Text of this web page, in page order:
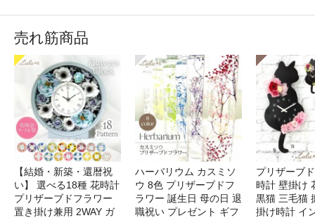
売れ筋商品
【結婚・新築・還暦祝
い】 選べる18種 花時計
プリザーブドフラワー
置き掛け兼用 2WAY ガ
ハーバリウム カスミソ
ウ 8色 プリザーブドフ
ラワー 誕生日 母の日 退
職祝い プレゼント ギフ
プリザーブ
時計 壁掛け
黒猫 三毛猫
掛け時計 イ